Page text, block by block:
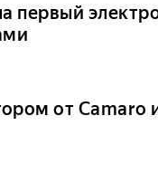
первый
от Camaro